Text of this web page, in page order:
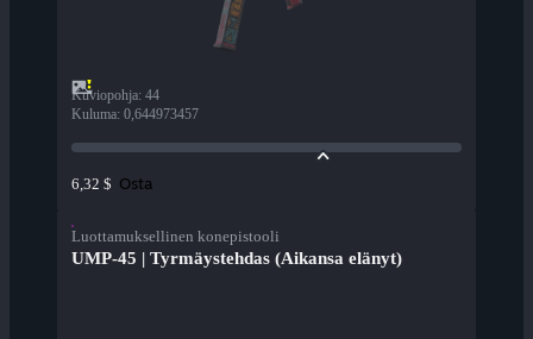
Kuviopohja: 44
Kuluma: 0,644973457
6,32 $ Osta
Luottamuksellinen konepistooli
UMP-45 | Tyrmäystehdas (Aikansa elänyt)